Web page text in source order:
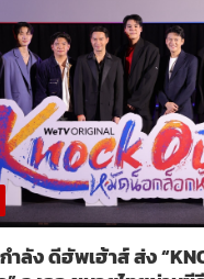
ำลัง ดีฮัพเฮ้าส์ ส่ง